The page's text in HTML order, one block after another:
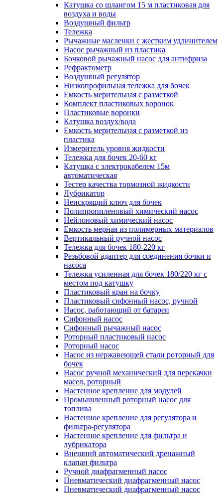
Катушка со шлангом 15 м пластиковая для
воздуха и воды
Воздушный фильтр
Тележка
Рычажные масленки с жестким удлинителем
Насос рычажный из пластика
Бочковой рычажный насос для антифриза
Рефрактометр
Воздушный регулятор
Низкопрофильная тележка для бочек
Емкость мерительная с разметкой
Комплект пластиковых воронок
Пластиковые воронки
Катушка воздух/вода
Емкость мерительная с разметкой из
пластика
Измеритель уровня жидкости
Тележка для бочек 20-60 кг
Катушка с электрокабелем 15м
автоматическая
Тестер качества тормозной жидкости
Лубрикатор
Неискрящий ключ для бочек
Полипропиленовый химический насос
Нейлоновый химический насос
Емкость мерная из полимерных материалов
Вертикальный ручной насос
Тележка для бочек 180-220 кг
Резьбовой адаптер для соединения бочки и
насоса
Тележка усиленная для бочек 180/220 кг с
местом под катушку
Пластиковый кран на бочку
Пластиковый сифонный насос, ручной
Насос, работающий от батареи
Сифонный насос
Сифонный рычажный насос
Роторный пластиковый насос
Роторный насос
Насос из нержавеющей стали роторный для
бочек
Насос ручной механический для перекачки
масел, роторный
Настенное крепление для модулей
Промышленный роторный насос для
топлива
Настенное крепление для регулятора и
фильтра-регулятора
Настенное крепление для фильтра и
лубрикатора
Внешний автоматический дренажный
клапан фильтра
Ручной диафрагменный насос
Пневматический диафрагменный насос
Пневматический диафрагменный насос